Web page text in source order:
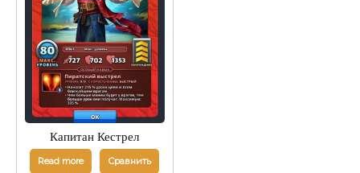
Капитан Кестрел
Read more Сравнить